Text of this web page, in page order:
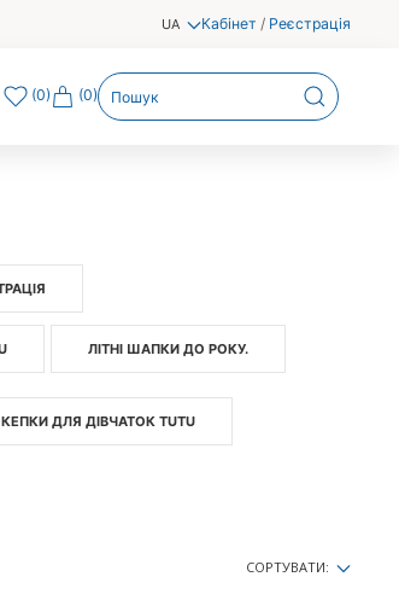
UA Кабінет / Реєстрація
(0) (0)
ЛІТНІ ШАПКИ ДО РОКУ.
ДЛЯ ДІВЧАТОК TUTU
СОРТУВАТИ: